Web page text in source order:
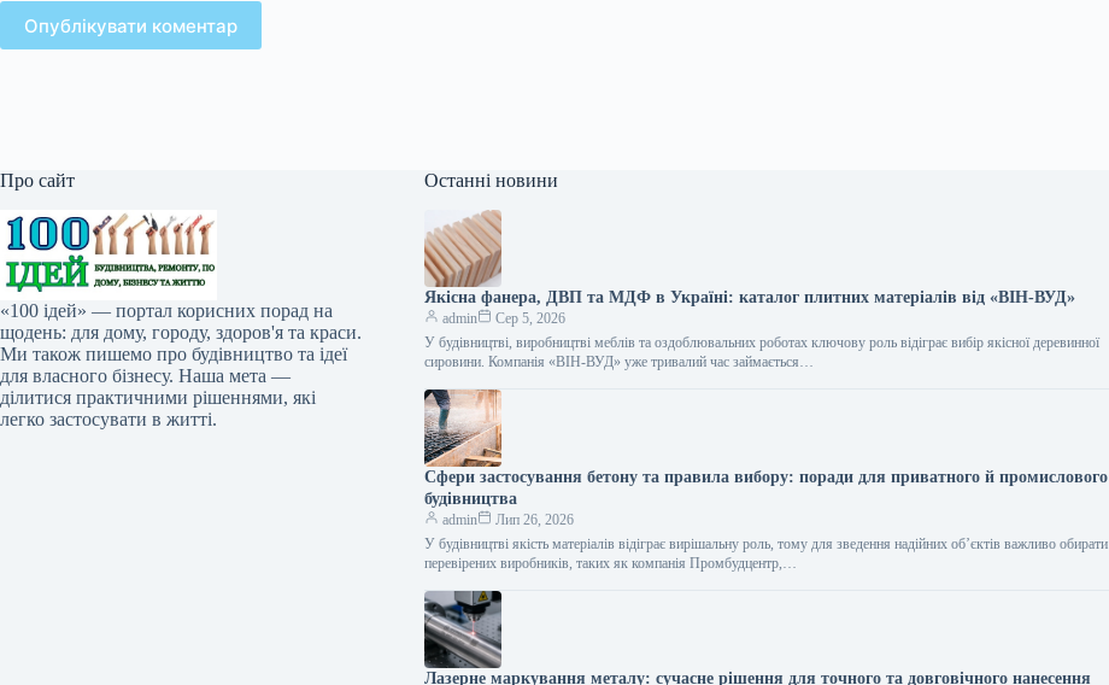
Опублікувати коментар
Про сайт
«100 ідей» — портал корисних порад на
щодень: для дому, городу, здоров'я та краси.
Ми також пишемо про будівництво та ідеї
для власного бізнесу. Наша мета —
ділитися практичними рішеннями, які
легко застосувати в житті.
Останні новини
Якісна фанера, ДВП та МДФ в Україні: каталог плитних матеріалів від «ВІН-ВУД»
admin
Сер 5, 2026
У будівництві, виробництві меблів та оздоблювальних роботах ключову роль відіграє вибір якісної деревинної
сировини. Компанія «ВІН-ВУД» уже тривалий час займається…
Сфери застосування бетону та правила вибору: поради для приватного й промислового
будівництва
admin
Лип 26, 2026
У будівництві якість матеріалів відіграє вирішальну роль, тому для зведення надійних об’єктів важливо обирати
перевірених виробників, таких як компанія Промбудцентр,…
Лазерне маркування металу: сучасне рішення для точного та довговічного нанесення